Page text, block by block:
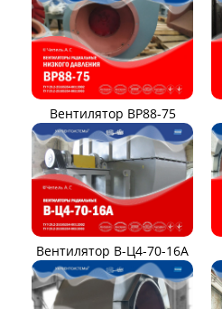
Вентилятор ВР88-75
Вентилятор В-Ц4-70-16А